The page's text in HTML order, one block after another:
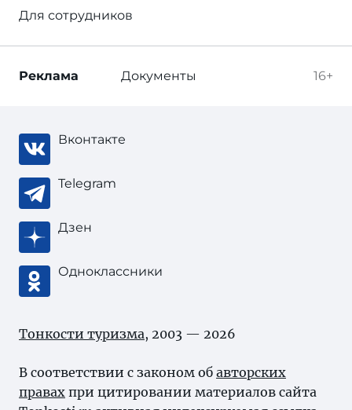
Для сотрудников
16+
Реклама Документы
Вконтакте
Telegram
Дзен
Одноклассники
Тонкости туризма, 2003 — 2026
В соответствии с законом об авторских
правах при цитировании материалов сайта